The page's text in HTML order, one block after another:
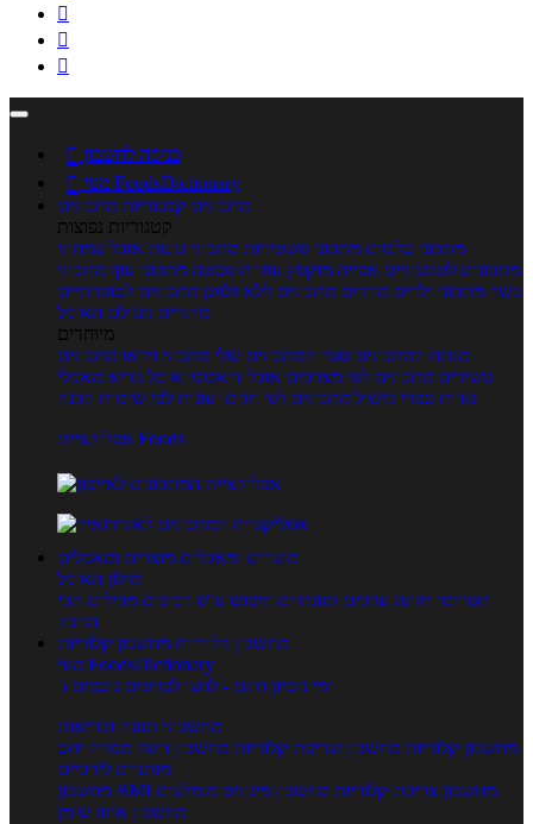



 כניסה לחשבון

מנוי FoodsDictionary
מתכונים קטגוריות מתכונים
קטגוריות נפוצות
מתכוני סלטים מתכוני פשטידות מתכוני עוגות אוכל צמחוני
מתכונים לטבעוניים אפייה מוקפץ עוגיות פסטה מתכוני עוף מתכוני
בשר מתכוני ילדים מרקים מתכונים ללא גלוטן מתכונים לסוכרתיים
טרנדים בעולם האוכל
מיוחדים
מנתח המתכונים ספר המתכונים שלי מתכוני וידאו מתכונים
עשירים מתכונים לפי מצרכים אוכל דיאטטי אוכל בריא מאכלי
עדות ספרי בישול מתכונים לפי חגים ועונות לפי שיטות הכנה
אפליקציית Foods
מוצרים ומאכלים מוצרים ומאכלים
מילון האוכל
תפריטי תזונה ערכים תזונתיים חיפוש ע"פ רכיבים מכילים הכי
הרבה
מחשבון קלוריות מחשבון קלוריות
מנוי FoodsDictionary
5 ימי ניסיון חינם - לחצו לפרטים נוספים
מחשבוני תזונה ובריאות
מחשבון קלוריות מחשבון שריפת קלוריות מחשבון דופק מטרה יחס
מותניים לירכיים
מחשבון BMI
מחשבון צריכת קלוריות מחשבון מינונים מומלצים
מחשבון אחוז שומן